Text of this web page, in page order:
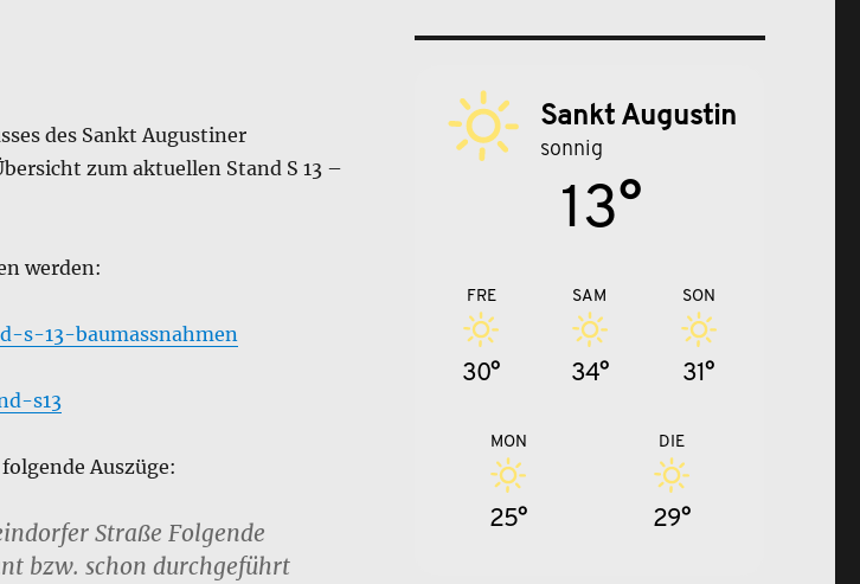
des Sankt Augustiner
zum aktuellen Stand S 13 –
werden:
s-13-baumassnahmen
s13
Auszüge:
Straße Folgende
bzw. schon durchgeführt
Sankt Augustin
sonnig
13°
FRE
30°
SAM
34°
SON
31°
MON
25°
DIE
29°